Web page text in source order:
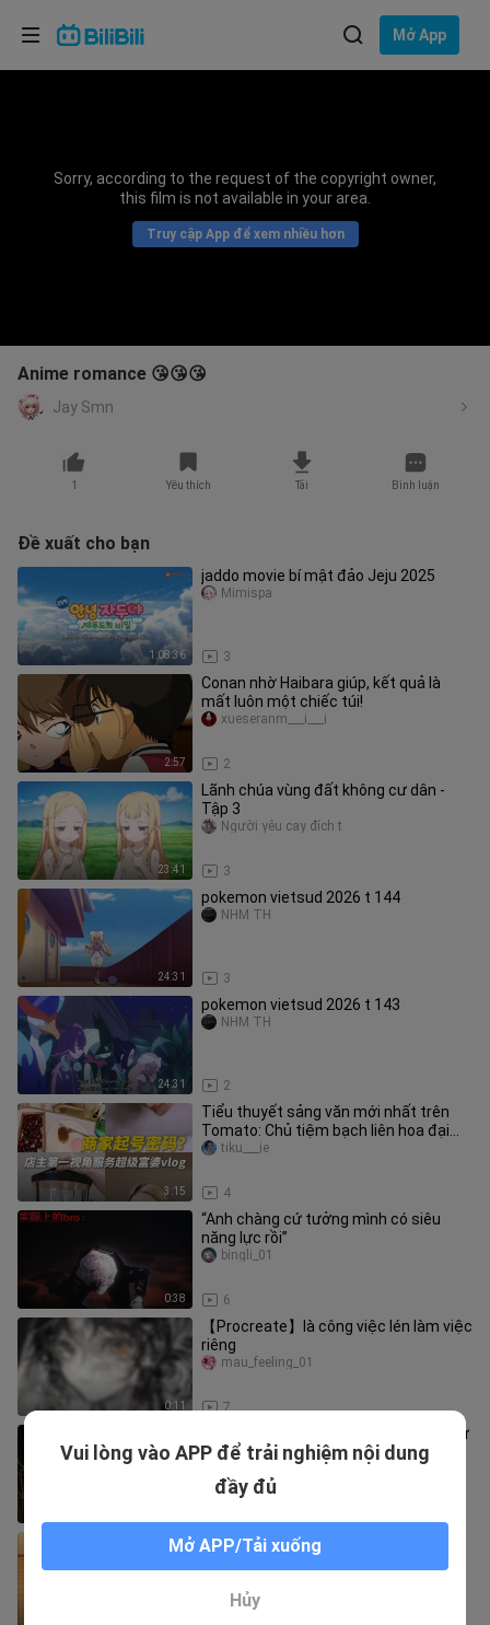
Mở App
Sorry, according to the request of the copyright owner,
this film is not available in your area.
Truy cập App để xem nhiều hơn
Anime romance 😘😘😘
Jay Smn
1 Yêu thích Tải Bình luận
Đề xuất cho bạn
1:08:36
jaddo movie bí mật đảo Jeju 2025
3
Mimispa
2:57
Conan nhờ Haibara giúp, kết quả là
mất luôn một chiếc túi!
2
xueseranm___i___i
23:41
Lãnh chúa vùng đất không cư dân -
Tập 3
3
Người yêu cay đích t
24:31
pokemon vietsud 2026 t 144
3
NHM TH
24:31
pokemon vietsud 2026 t 143
2
NHM TH
3:15
Tiểu thuyết sảng văn mới nhất trên
Tomato: Chủ tiệm bạch liên hoa đại
chiến phú bà
4
tiku___ie
0:38
“Anh chàng cứ tưởng mình có siêu
năng lực rồi”
6
bingli_01
0:11
【Procreate】là công việc lén làm việc
riêng
7
mau_feeling_01
[Tháng 10/Phim điện ảnh mới] Đến Từ
Vực Thẳm – Sự Thức Tỉnh Bí Ẩn –
Giải thuyết “Shin – Cậu bé bút chì”
Vui lòng vào APP để trải nghiệm nội dung
đầy đủ
Mở APP/Tải xuống
Hủy
Lựa chọn ngôn ngữ
Bahasa Indonesia